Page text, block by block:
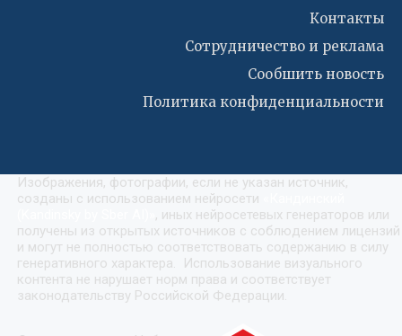
Контакты
Сотрудничество и реклама
Сообшить новость
Политика конфиденциальности
Изображения, фотографии, если не указан источник,
созданы с использованием нейросети
, иных нейросетевых генераторов или
получены из открытых источников с соблюдением лицензий
и могут не полностью соответствовать содержанию в силу
генеративного характера. Использование визуального
контента не нарушает норм права и соответствует
законодательству Российской Федерации.